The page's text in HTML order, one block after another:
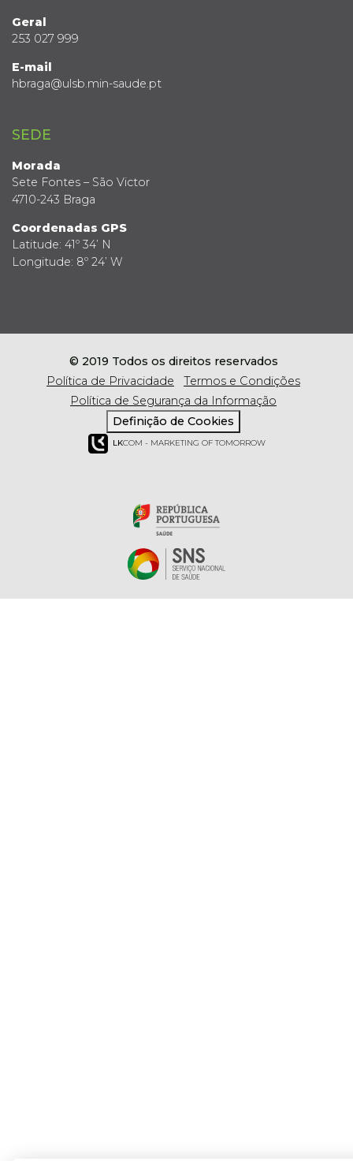
Geral
253 027 999
E-mail
hbraga@ulsb.min-saude.pt
SEDE
Morada
Sete Fontes – São Victor
4710-243 Braga
Coordenadas GPS
Latitude: 41º 34’ N
Longitude: 8º 24’ W
© 2019 Todos os direitos reservados
Política de Privacidade
Termos e Condições
Política de Segurança da Informação
Definição de Cookies
LKCOM - MARKETING OF TOMORROW